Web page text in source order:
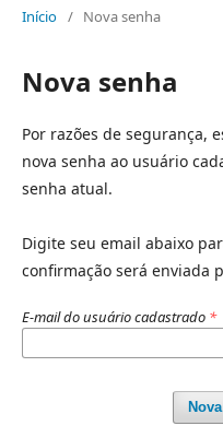
Início / Nova senha
Nova senha
Por razões de segurança,
nova senha ao usuário
senha atual.
Digite seu email abaixo
confirmação será enviada
E-mail do usuário cadastrado *